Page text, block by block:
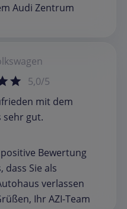
Audi Zentrum
5,0/5
mit dem
sehr gut.
Bewertung
Sie als
verlassen
Ihr AZI-Team